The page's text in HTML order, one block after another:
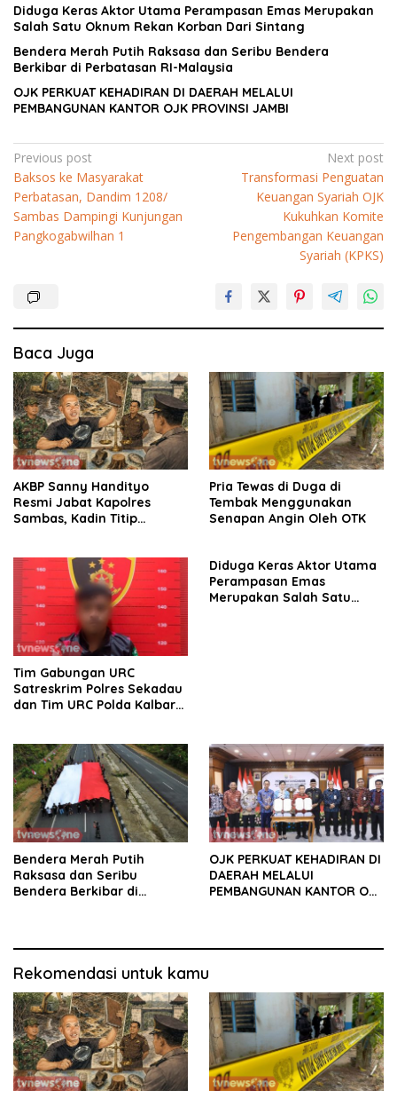
Diduga Keras Aktor Utama Perampasan Emas Merupakan
Salah Satu Oknum Rekan Korban Dari Sintang
Bendera Merah Putih Raksasa dan Seribu Bendera
Berkibar di Perbatasan RI-Malaysia
OJK PERKUAT KEHADIRAN DI DAERAH MELALUI
PEMBANGUNAN KANTOR OJK PROVINSI JAMBI
Navigasi
pos
Previous post
Baksos ke Masyarakat
Perbatasan, Dandim 1208/
Sambas Dampingi Kunjungan
Pangkogabwilhan 1
Next post
Transformasi Penguatan
Keuangan Syariah OJK
Kukuhkan Komite
Pengembangan Keuangan
Syariah (KPKS)
Baca Juga
AKBP Sanny Handityo
Resmi Jabat Kapolres
Sambas, Kadin Titip
Pria Tewas di Duga di
Tembak Menggunakan
Senapan Angin Oleh OTK
Tim Gabungan URC
Satreskrim Polres Sekadau
dan Tim URC Polda Kalbar
Diduga Keras Aktor Utama
Perampasan Emas
Merupakan Salah Satu
Bendera Merah Putih
Raksasa dan Seribu
Bendera Berkibar di
OJK PERKUAT KEHADIRAN DI
DAERAH MELALUI
PEMBANGUNAN KANTOR OJK
Rekomendasi untuk kamu